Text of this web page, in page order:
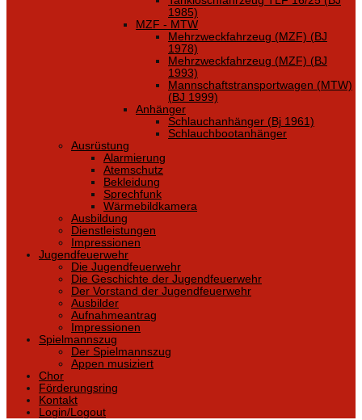
1985)
MZF - MTW
Mehrzweckfahrzeug (MZF) (BJ
1978)
Mehrzweckfahrzeug (MZF) (BJ
1993)
Mannschaftstransportwagen (MTW)
(BJ 1999)
Anhänger
Schlauchanhänger (Bj 1961)
Schlauchbootanhänger
Ausrüstung
Alarmierung
Atemschutz
Bekleidung
Sprechfunk
Wärmebildkamera
Ausbildung
Dienstleistungen
Impressionen
Jugendfeuerwehr
Die Jugendfeuerwehr
Die Geschichte der Jugendfeuerwehr
Der Vorstand der Jugendfeuerwehr
Ausbilder
Aufnahmeantrag
Impressionen
Spielmannszug
Der Spielmannszug
Appen musiziert
Chor
Förderungsring
Kontakt
Login/Logout